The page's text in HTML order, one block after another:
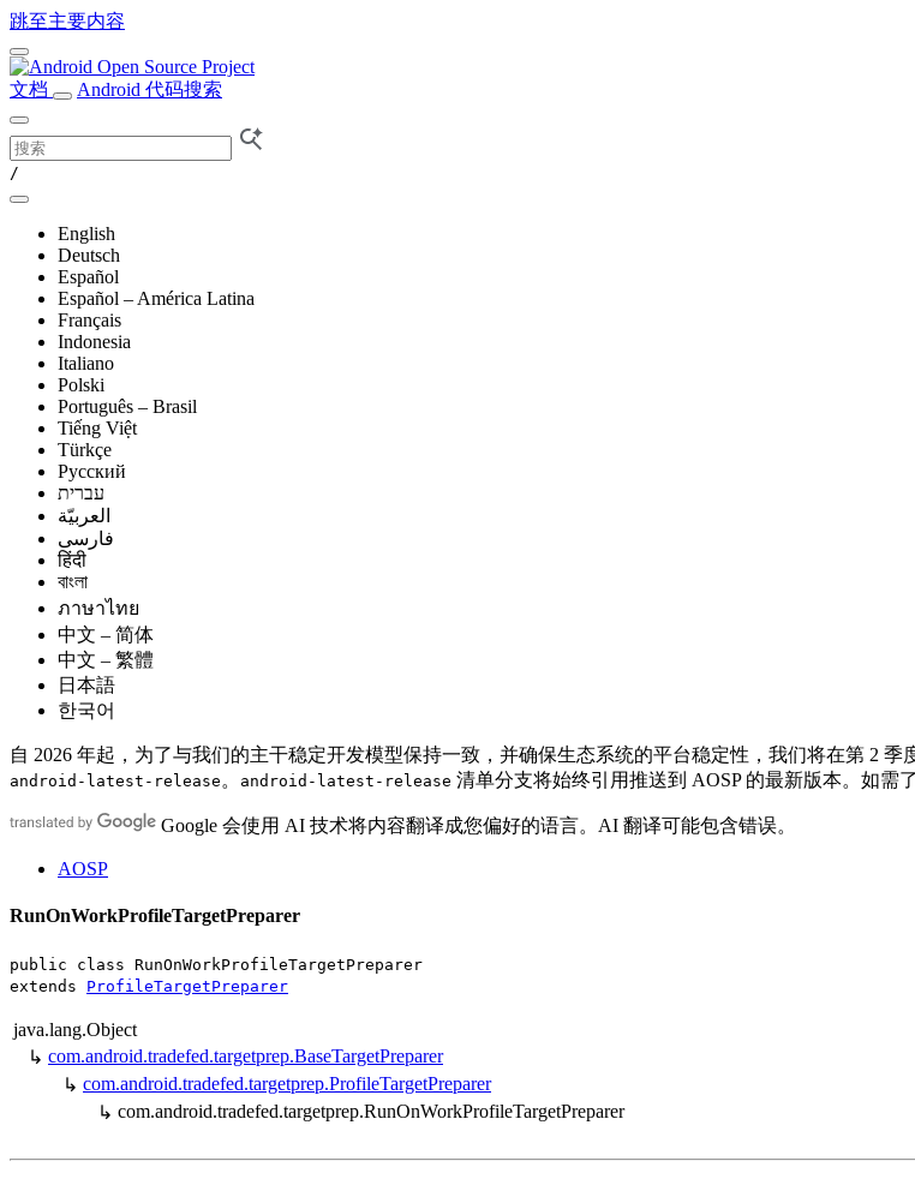
跳至主要内容
文档 Android 代码搜索
/
English
Deutsch
Español
Español – América Latina
Français
Indonesia
Italiano
Polski
Português – Brasil
Tiếng Việt
Türkçe
Русский
עברית
العربيّة
فارسی
हिंदी
বাংলা
ภาษาไทย
中文 – 简体
中文 – 繁體
日本語
한국어
自 2026 年起，为了与我们的主干稳定开发模型保持一致，并确保生态系统的平台稳定性，我们将在第 2
android-latest-release 。 android-latest-release 清单分支将始终引用推送到 AOSP 的最新版本。如需
Google 会使用 AI 技术将内容翻译成您偏好的语言。AI 翻译可能包含错误。
AOSP
RunOnWorkProfileTargetPreparer
public class RunOnWorkProfileTargetPreparer
extends ProfileTargetPreparer
java.lang.Object
↳ com.android.tradefed.targetprep.BaseTargetPreparer
↳ com.android.tradefed.targetprep.ProfileTargetPreparer
↳ com.android.tradefed.targetprep.RunOnWorkProfileTargetPreparer